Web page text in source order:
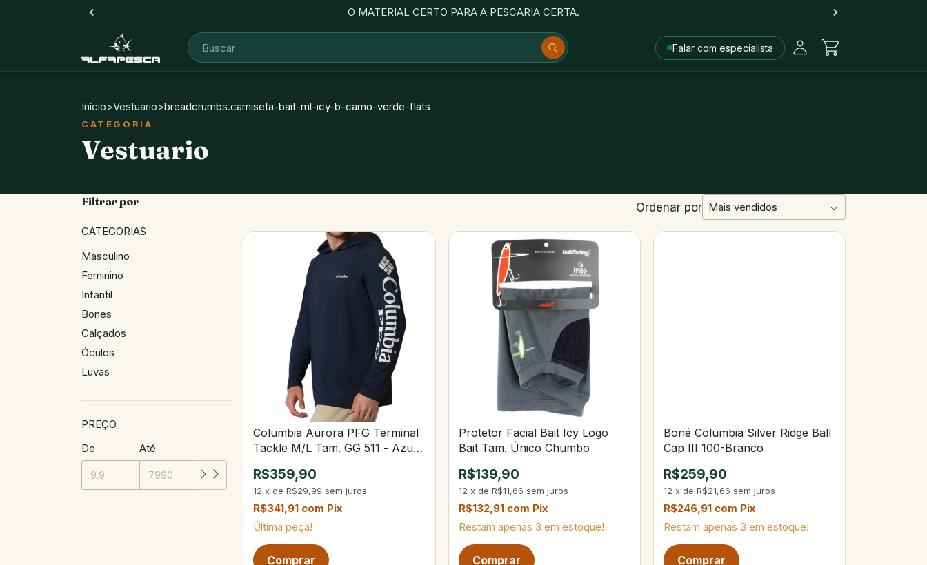
O MATERIAL CERTO PARA A PESCARIA CERTA.
Falar com especialista
Início>Vestuario>breadcrumbs.camiseta-bait-ml-icy-b-camo-verde-flats
Vestuario
Filtrar por
CATEGORIAS
Masculino
Feminino
Infantil
Bones
Calçados
Óculos
Luvas
PREÇO
De
Até
Ordenar por
Columbia Aurora PFG Terminal
Tackle M/L Tam. GG 511 - Azul
R$359,90
12 xdeR$29,99 sem juros
R$341,91 com Pix
Última peça!
Protetor Facial Bait Icy Logo
Bait Tam. Único Chumbo
R$139,90
12 x de R$11,66 sem juros
R$132,91 com Pix
Restam apenas 3 em estoque!
Boné Columbia Silver Ridge Ball
Cap III 100-Branco
R$259,90
12 x de R$21,66 sem juros
R$246,91 com Pix
Restam apenas 3 em estoque!